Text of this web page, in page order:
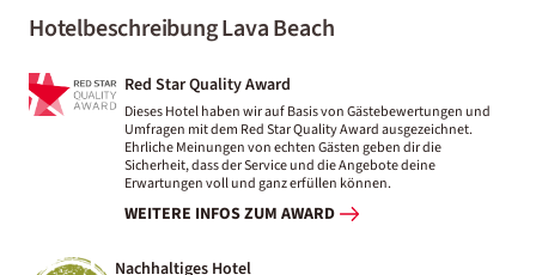
Hotelbeschreibung Lava Beach
Red Star Quality Award
Dieses Hotel haben wir auf Basis von Gästebewertungen und
Umfragen mit dem Red Star Quality Award ausgezeichnet.
Ehrliche Meinungen von echten Gästen geben dir die
Sicherheit, dass der Service und die Angebote deine
Erwartungen voll und ganz erfüllen können.
WEITERE INFOS ZUM AWARD
Nachhaltiges Hotel